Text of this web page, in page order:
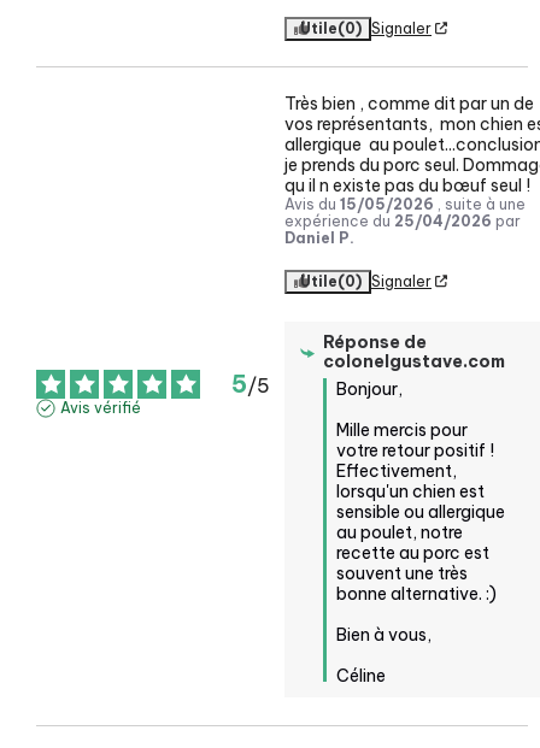
Utile(0) Signaler
5/5
Avis vérifié
Très bien , comme dit par un de
vos représentants,  mon chien
allergique  au
je prends du porc seul.
qu il n existe pas du bœuf seul !
Avis du 15/05/2026
, suite à une
expérience du 25/04/2026 par
Daniel P.
Utile(0) Signaler
Réponse de
colonelgustave.com
Bonjour,
Mille mercis pour
votre retour positif !
Effectivement,
lorsqu'un chien est
sensible ou allergique
au poulet, notre
recette au porc est
souvent une très
bonne alternative. :)
Bien à vous,
Céline